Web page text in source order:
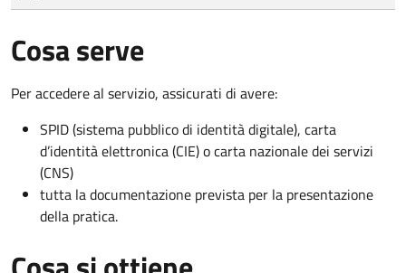
Cosa serve
Per accedere al servizio, assicurati di avere:
SPID (sistema pubblico di identità digitale), carta
d’identità elettronica (CIE) o carta nazionale dei servizi
(CNS)
tutta la documentazione prevista per la presentazione
della pratica.